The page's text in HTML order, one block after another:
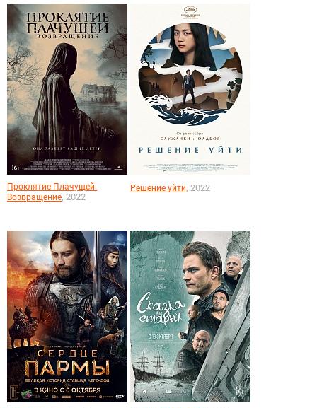
Проклятие Плачущей.
Возвращение, 2022
Решение уйти, 2022